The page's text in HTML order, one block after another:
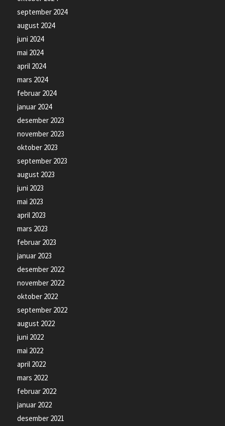
september 2024
august 2024
juni 2024
mai 2024
april 2024
mars 2024
februar 2024
januar 2024
desember 2023
november 2023
oktober 2023
september 2023
august 2023
juni 2023
mai 2023
april 2023
mars 2023
februar 2023
januar 2023
desember 2022
november 2022
oktober 2022
september 2022
august 2022
juni 2022
mai 2022
april 2022
mars 2022
februar 2022
januar 2022
desember 2021